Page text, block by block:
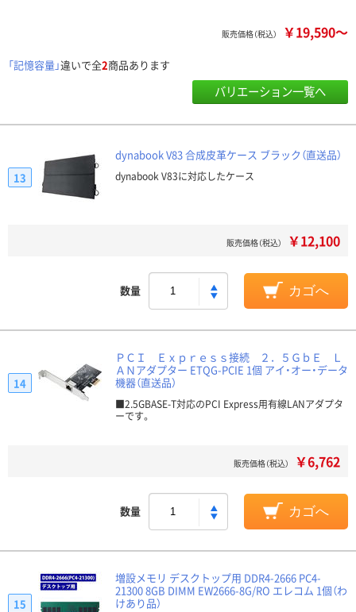
販売価格（税込） ￥19,590～
「記憶容量」違いで全2商品あります
バリエーション一覧へ
dynabook V83 合成皮革ケース ブラック（直送品）
dynabook V83に対応したケース
13
販売価格（税込） ￥12,100
数量 カゴへ
ＰＣＩ Ｅｘｐｒｅｓｓ接続 ２．５ＧｂＥ Ｌ
ＡＮアダプター ETQG-PCIE 1個 アイ・オー・データ
機器（直送品）
■2.5GBASE-T対応のPCI Express用有線LANアダプタ
ーです。
14
販売価格（税込） ￥6,762
数量 カゴへ
増設メモリ デスクトップ用 DDR4-2666 PC4-
21300 8GB DIMM EW2666-8G/RO エレコム 1個（わ
けあり品）
15